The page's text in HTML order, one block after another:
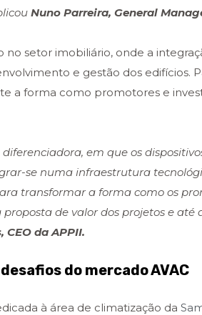
Nuno Parreira, General
no setor imobiliário, onde a
e gestão dos edifícios.
a forma como promotores e
em que os
se numa infraestrutura
transformar a forma como os
de valor dos projetos e até
da APPII.
do mercado AVAC
à área de climatização da